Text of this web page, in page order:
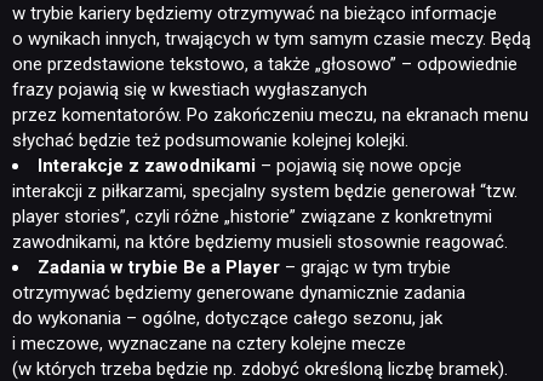
w trybie kariery będziemy otrzymywać na bieżąco informacje
o wynikach innych, trwających w tym samym czasie meczy. Będą
one przedstawione tekstowo, a także „głosowo” – odpowiednie
frazy pojawią się w kwestiach wygłaszanych
przez komentatorów. Po zakończeniu meczu, na ekranach menu
słychać będzie też podsumowanie kolejnej kolejki.
Interakcje z zawodnikami – pojawią się nowe opcje
interakcji z piłkarzami, specjalny system będzie generował “tzw.
player stories”, czyli różne „historie” związane z konkretnymi
zawodnikami, na które będziemy musieli stosownie reagować.
Zadania w trybie Be a Player – grając w tym trybie
otrzymywać będziemy generowane dynamicznie zadania
do wykonania – ogólne, dotyczące całego sezonu, jak
i meczowe, wyznaczane na cztery kolejne mecze
(w których trzeba będzie np. zdobyć określoną liczbę bramek).